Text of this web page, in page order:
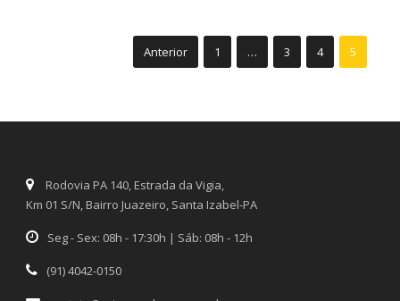
Anterior 1 … 3 4 5
Rodovia PA 140, Estrada da Vigia,
Km 01 S/N, Bairro Juazeiro, Santa Izabel-PA
Seg - Sex: 08h - 17:30h | Sáb: 08h - 12h
(91) 4042-0150